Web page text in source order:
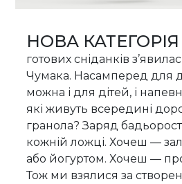
НОВА КАТЕГОРІЯ
готових сніданків
Чумака. Насамперед для
можна і для дітей, і
які живуть всередині
гранола? Заряд бадьорості
кожній ложці. Хочеш —
або йогуртом. Хочеш —
Тож ми взялися за